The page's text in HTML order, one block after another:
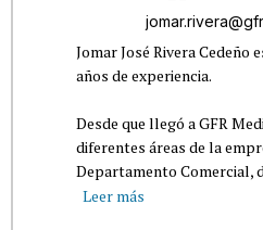
Jomar José Rivera Cedeño
años de experiencia.
Desde que llegó a GFR
diferentes áreas de la
Departamento Comercial,
Leer más